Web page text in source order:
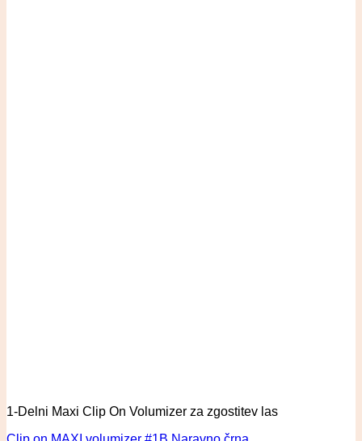
1-Delni Maxi Clip On Volumizer za zgostitev las